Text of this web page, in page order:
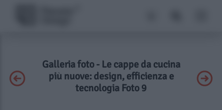
Galleria foto - Le cappe da cucina
più nuove: design, efficienza e
tecnologia Foto 9